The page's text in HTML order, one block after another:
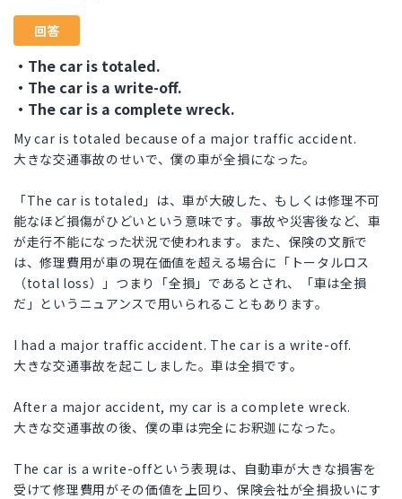
回答
・The car is totaled.
・The car is a write-off.
・The car is a complete wreck.
My car is totaled because of a major traffic accident.
大きな交通事故のせいで、僕の車が全損になった。
「The car is totaled」は、車が大破した、もしくは修理不可
能なほど損傷がひどいという意味です。事故や災害後など、車
が走行不能になった状況で使われます。また、保険の文脈で
は、修理費用が車の現在価値を超える場合に「トータルロス
（total loss）」つまり「全損」であるとされ、「車は全損
だ」というニュアンスで用いられることもあります。
I had a major traffic accident. The car is a write-off.
大きな交通事故を起こしました。車は全損です。
After a major accident, my car is a complete wreck.
大きな交通事故の後、僕の車は完全にお釈迦になった。
The car is a write-offという表現は、自動車が大きな損害を
受けて修理費用がその価値を上回り、保険会社が全損扱いにす